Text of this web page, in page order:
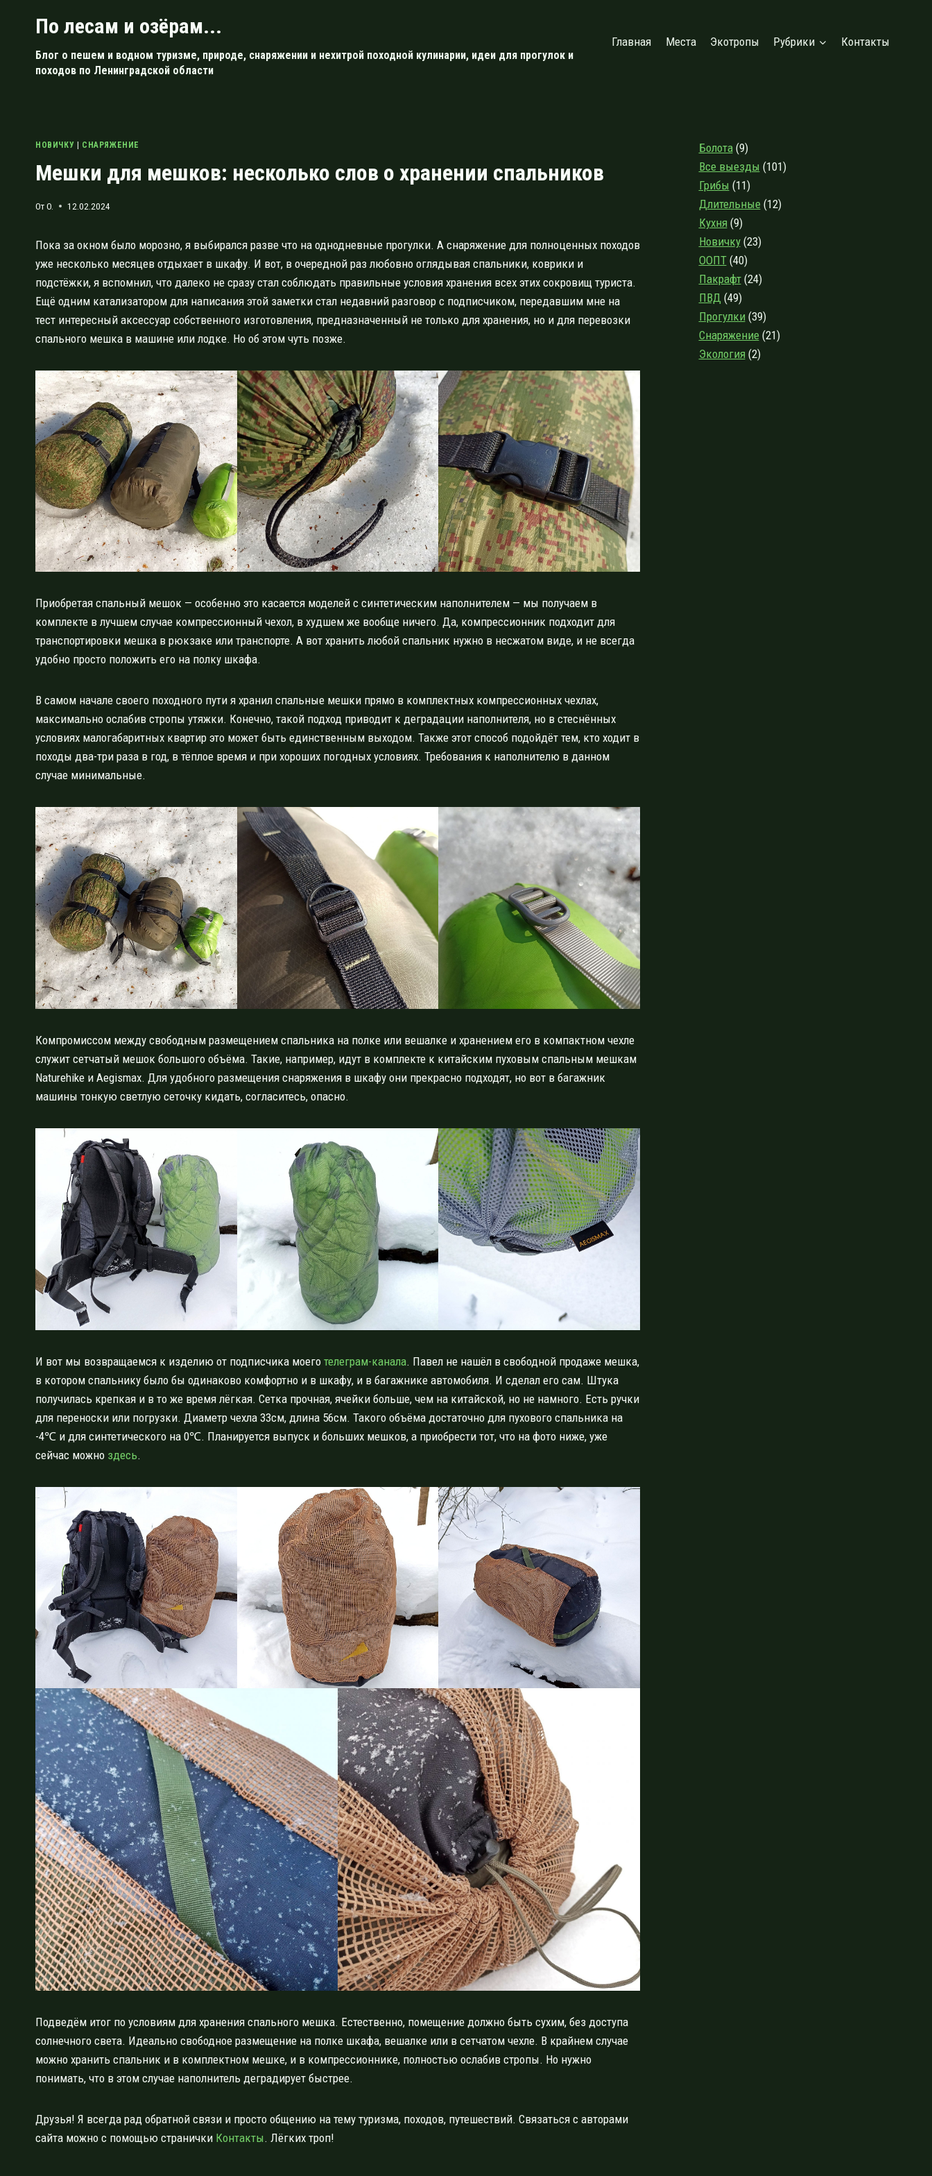
По лесам и озёрам...
Блог о пешем и водном туризме, природе, снаряжении и нехитрой походной кулинарии, идеи для прогулок и
походов по Ленинградской области
Главная Места Экотропы Рубрики Контакты
НОВИЧКУ СНАРЯЖЕНИЕ
Мешки для мешков: несколько слов о хранении спальников
ОтO. 12.02.2024
Пока за окном было морозно, я выбирался разве что на однодневные прогулки. А снаряжение для полноценных походов
уже несколько месяцев отдыхает в шкафу. И вот, в очередной раз любовно оглядывая спальники, коврики и
подстёжки, я вспомнил, что далеко не сразу стал соблюдать правильные условия хранения всех этих сокровищ туриста.
Ещё одним катализатором для написания этой заметки стал недавний разговор с подписчиком, передавшим мне на
тест интересный аксессуар собственного изготовления, предназначенный не только для хранения, но и для перевозки
спального мешка в машине или лодке. Но об этом чуть позже.
Приобретая спальный мешок — особенно это касается моделей с синтетическим наполнителем — мы получаем в
комплекте в лучшем случае компрессионный чехол, в худшем же вообще ничего. Да, компрессионник подходит для
транспортировки мешка в рюкзаке или транспорте. А вот хранить любой спальник нужно в несжатом виде, и не всегда
удобно просто положить его на полку шкафа.
В самом начале своего походного пути я хранил спальные мешки прямо в комплектных компрессионных чехлах,
максимально ослабив стропы утяжки. Конечно, такой подход приводит к деградации наполнителя, но в стеснённых
условиях малогабаритных квартир это может быть единственным выходом. Также этот способ подойдёт тем, кто ходит в
походы два-три раза в год, в тёплое время и при хороших погодных условиях. Требования к наполнителю в данном
случае минимальные.
Компромиссом между свободным размещением спальника на полке или вешалке и хранением его в компактном чехле
служит сетчатый мешок большого объёма. Такие, например, идут в комплекте к китайским пуховым спальным мешкам
Naturehike и Aegismax. Для удобного размещения снаряжения в шкафу они прекрасно подходят, но вот в багажник
машины тонкую светлую сеточку кидать, согласитесь, опасно.
И вот мы возвращаемся к изделию от подписчика моего телеграм-канала. Павел не нашёл в свободной продаже мешка,
в котором спальнику было бы одинаково комфортно и в шкафу, и в багажнике автомобиля. И сделал его сам. Штука
получилась крепкая и в то же время лёгкая. Сетка прочная, ячейки больше, чем на китайской, но не намного. Есть ручки
для переноски или погрузки. Диаметр чехла 33см, длина 56см. Такого объёма достаточно для пухового спальника на
-4℃ и для синтетического на 0℃. Планируется выпуск и больших мешков, а приобрести тот, что на фото ниже, уже
сейчас можно здесь.
Подведём итог по условиям для хранения спального мешка. Естественно, помещение должно быть сухим, без доступа
солнечного света. Идеально свободное размещение на полке шкафа, вешалке или в сетчатом чехле. В крайнем случае
можно хранить спальник и в комплектном мешке, и в компрессионнике, полностью ослабив стропы. Но нужно
понимать, что в этом случае наполнитель деградирует быстрее.
Друзья! Я всегда рад обратной связи и просто общению на тему туризма, походов, путешествий. Связаться с авторами
сайта можно с помощью странички Контакты. Лёгких троп!
Болота(9)
Все выезды (101)
Грибы (11)
Длительные(12)
Кухня(9)
Новичку(23)
ООПТ(40)
Пакрафт(24)
ПВД(49)
Прогулки(39)
Снаряжение(21)
Экология(2)